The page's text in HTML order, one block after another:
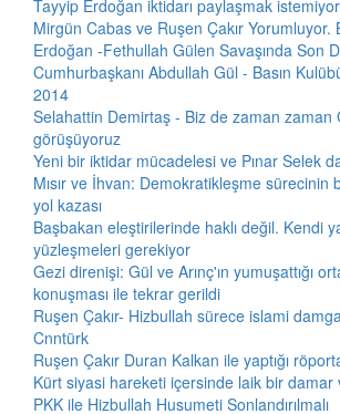
Tayyip Erdoğan iktidarı paylaşmak
Mirgün Cabas ve Ruşen Çakır Yorumluyor.
Erdoğan -Fethullah Gülen Savaşında Son
Cumhurbaşkanı Abdullah Gül - Basın
2014
Selahattin Demirtaş - Biz de zaman zaman
görüşüyoruz
Yeni bir iktidar mücadelesi ve Pınar Selek
Mısır ve İhvan: Demokratikleşme sürecinin
yol kazası
Başbakan eleştirilerinde haklı değil. Kendi
yüzleşmeleri gerekiyor
Gezi direnişi: Gül ve Arınç'ın yumuşattığı
konuşması ile tekrar gerildi
Ruşen Çakır- Hizbullah sürece islami
Cnntürk
Ruşen Çakır Duran Kalkan ile yaptığı
Kürt siyasi hareketi içersinde laik bir damar
PKK ile Hizbullah Husumeti Sonlandırılmalı